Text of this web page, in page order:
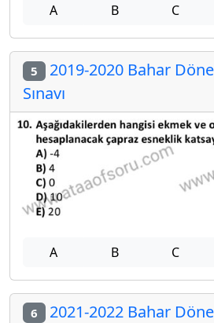
A B C
5 2019-2020 Bahar
Sınavı
A B C
6 2021-2022 Bahar